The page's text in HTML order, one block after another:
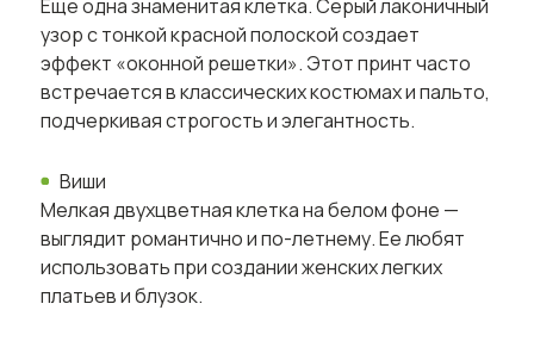
Еще одна знаменитая клетка. Серый лаконичный
узор с тонкой красной полоской создает
эффект «оконной решетки». Этот принт часто
встречается в классических костюмах и пальто,
подчеркивая строгость и элегантность.
Виши
Мелкая двухцветная клетка на белом фоне —
выглядит романтично и по-летнему. Ее любят
использовать при создании женских легких
платьев и блузок.